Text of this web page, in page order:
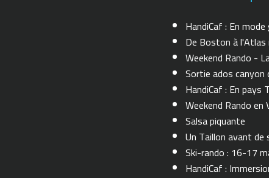
HandiCaf : En
De Boston à l'Atlas
Weekend Rando -
Sortie ados
HandiCaf : En pays
Weekend Rando
Salsa piquante
Un Taillon avant de
Ski-rando : 16-17
HandiCaf :